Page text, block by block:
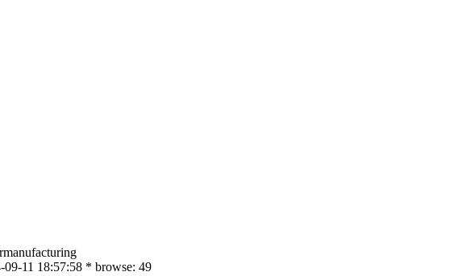
11 18:57:58 * browse: 49